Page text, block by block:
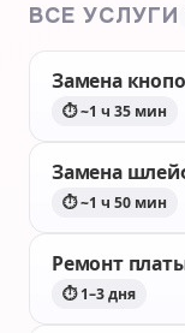
ВСЕ УСЛУГИ
Замена
⏱ ~1 ч 35 мин
Замена
⏱ ~1 ч 50 мин
Ремонт
⏱ 1–3 дня